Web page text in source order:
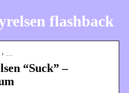
flashback
› …
“Suck” –